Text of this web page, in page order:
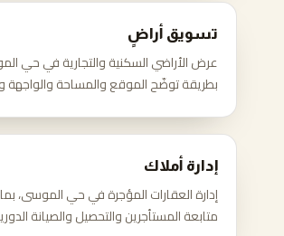
تسويق أراضٍ
عرض الأراضي السكنية والتجارية في حي
بطريقة توضّح الموقع والمساحة والواجهة
إدارة أملاك
إدارة العقارات المؤجرة في حي الموسى،
متابعة المستأجرين والتحصيل والصيانة